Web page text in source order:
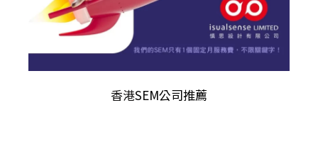
香港SEM公司推薦